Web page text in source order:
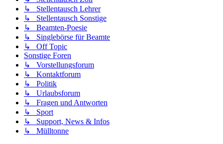
↳ Stellentausch Lehrer
↳ Stellentausch Sonstige
↳ Beamten-Poesie
↳ Singlebörse für Beamte
↳ Off Topic
Sonstige Foren
↳ Vorstellungsforum
↳ Kontaktforum
↳ Politik
↳ Urlaubsforum
↳ Fragen und Antworten
↳ Sport
↳ Support, News & Infos
↳ Mülltonne